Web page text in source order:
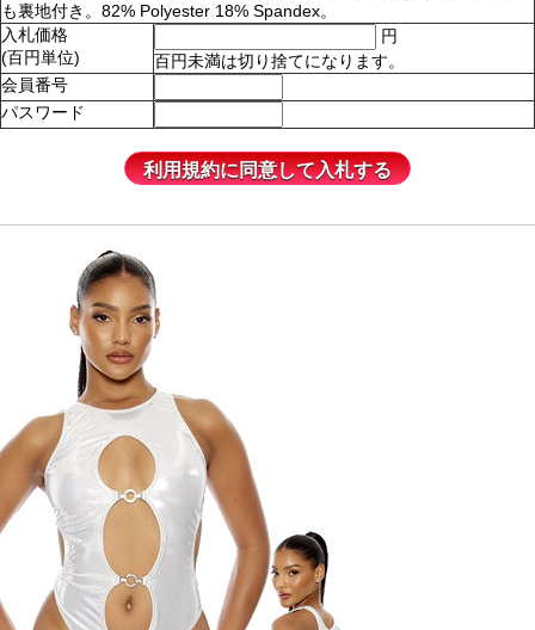
も裏地付き。82% Polyester 18% Spandex。
入札価格
(百円単位)
円
百円未満は切り捨てになります。
会員番号
パスワード